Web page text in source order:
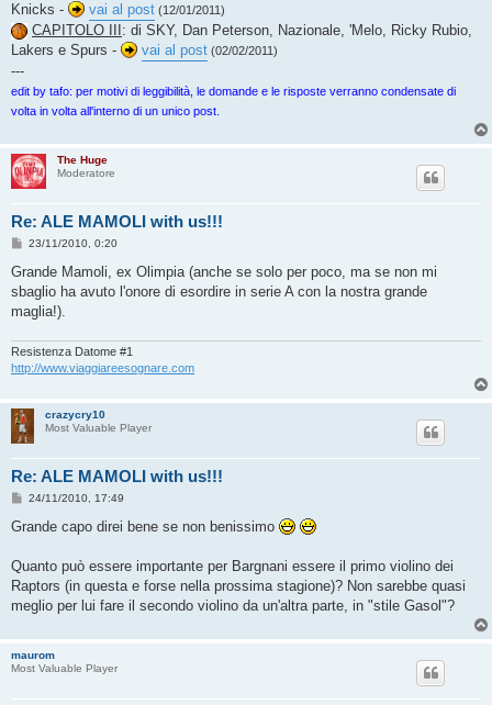
Knicks -
vai al post (12/01/2011)
CAPITOLO III : di SKY, Dan Peterson, Nazionale, 'Melo, Ricky Rubio,
Lakers e Spurs -
vai al post (02/02/2011)
---
edit by tafo: per motivi di leggibilità, le domande e le risposte verranno condensate di
volta in volta all'interno di un unico post.
The Huge
Moderatore
Re: ALE MAMOLI with us!!!
M
s
a
g
o
23/11/2010, 0:20
Grande Mamoli, ex Olimpia (anche se solo per poco, ma se non mi
sbaglio ha avuto l'onore di esordire in serie A con la nostra grande
maglia!).
Resistenza Datome #1
http://www.viaggiareesognare.com
crazycry10
Most Valuable Player
Re: ALE MAMOLI with us!!!
M
s
g
i
o
24/11/2010, 17:49
Grande capo direi bene se non benissimo
Quanto può essere importante per Bargnani essere il primo violino dei
Raptors (in questa e forse nella prossima stagione)? Non sarebbe quasi
meglio per lui fare il secondo violino da un'altra parte, in "stile Gasol"?
maurom
Most Valuable Player